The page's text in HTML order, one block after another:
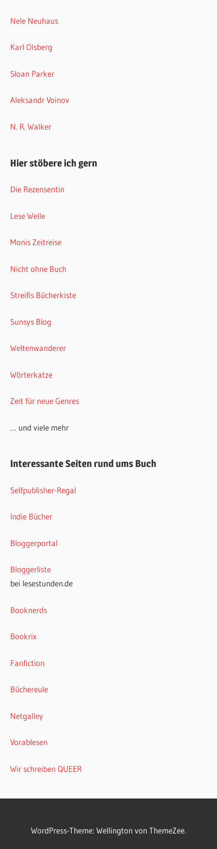
Nele Neuhaus
Karl Olsberg
Sloan Parker
Aleksandr Voinov
N. R. Walker
Hier stöbere ich gern
Die Rezensentin
Lese Welle
Monis Zeitreise
Nicht ohne Buch
Streifis Bücherkiste
Sunsys Blog
Weltenwanderer
Wörterkatze
Zeit für neue Genres
… und viele mehr
Interessante Seiten rund ums Buch
Selfpublisher-Regal
Indie Bücher
Bloggerportal
Bloggerliste
bei lesestunden.de
Booknerds
Bookrix
Fanfiction
Büchereule
Netgalley
Vorablesen
Wir schreiben QUEER
WordPress-Theme: Wellington von ThemeZee.